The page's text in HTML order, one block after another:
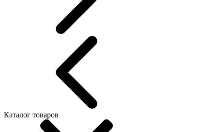
Каталог товаров